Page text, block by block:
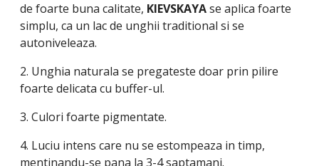
de foarte buna calitate, KIEVSKAYAse aplica foarte
simplu, ca un lac de unghii traditional si se
autoniveleaza.
2. Unghia naturala se pregateste doar prin pilire
foarte delicata cu buffer-ul.
3. Culori foarte pigmentate.
4. Luciu intens care nu se estompeaza in timp,
mentinandu-se pana la 3-4 saptamani.